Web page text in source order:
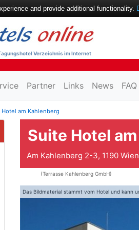
Verzeichnis im Internet
Partner Links News FAQ
Hotel am Kahlenberg
Suite Hotel
Am Kahlenberg 2-3, 1190
(Terrasse Kahlenberg GmbH)
Das Bildmaterial stammt vom Hotel und kann
and provide additional functionality.